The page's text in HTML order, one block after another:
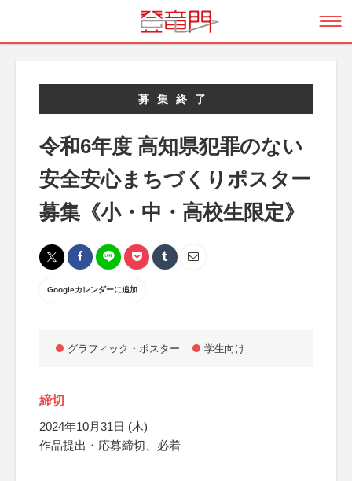
募集終了
令和6年度 高知県犯罪のない
安全安心まちづくりポスター
募集《小・中・高校生限定》
Googleカレンダーに追加
グラフィック・ポスター 学生向け
締切
2024年10月31日 (木)
作品提出・応募締切、必着